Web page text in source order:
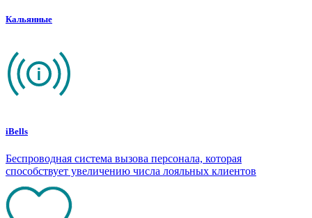
Кальянные
iBells
Беспроводная система вызова персонала, которая
способствует увеличению числа лояльных клиентов